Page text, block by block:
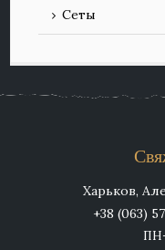
Сеты
Харьков,
+38 (063)